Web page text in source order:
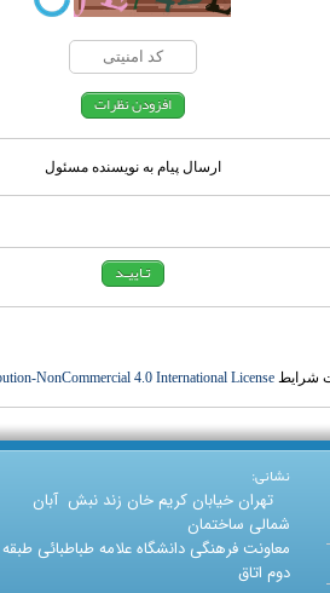
ارسال پیام به نویسنده مسئول
شرایط NonCommercial 4.0 International License
نشانی:
تهران خیابان کریم خان زند نبش آبان
شمالی ساختمان
معاونت فرهنگی دانشگاه علامه طباطبائی طبقه
دوم اتاق